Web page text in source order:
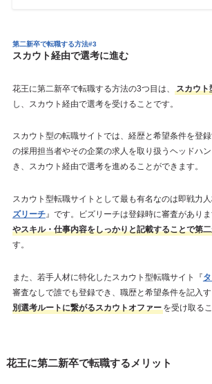
第二新卒で転職する方法#3
スカウト経由で選考に進む
花王に第二新卒で転職する方法の3つ目は、 スカウト
し、スカウト経由で選考を受けることです。
スカウト型の転職サイトでは、経歴と希望条件を登
の採用担当者やその企業の求人を取り扱うヘッドハ
き、スカウト経由で選考を進めることができます。
スカウト型転職サイトとして最も有名なのは即戦力
ズリーチ』です。ビズリーチは登録時に審査がありま
やスキル・仕事内容をしっかりと記載することで第
す。
また、若手人材に特化したスカウト型転職サイト『
審査なしで誰でも登録でき、職歴と希望条件を記入
別選考ルートに繋がるスカウトオファー を受け取る
花王に第二新卒で転職するメリット